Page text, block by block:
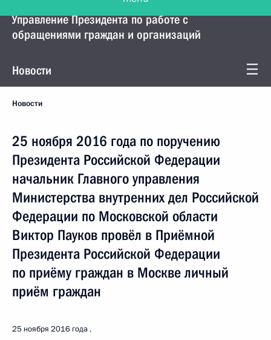
Управление Президента по работе с
обращениями граждан и организаций
Новости
Новости
25 ноября 2016 года по поручению
Президента Российской Федерации
начальник Главного управления
Министерства внутренних дел Российской
Федерации по Московской области
Виктор Пауков провёл в Приёмной
Президента Российской Федерации
по приёму граждан в Москве личный
приём граждан
25 ноября 2016 года